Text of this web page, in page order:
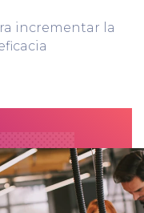
incrementar la